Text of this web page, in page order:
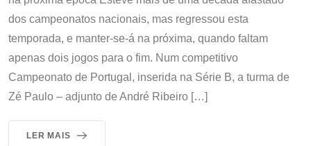
dos campeonatos nacionais, mas regressou esta
temporada, e manter-se-á na próxima, quando faltam
apenas dois jogos para o fim. Num competitivo
Campeonato de Portugal, inserida na Série B, a turma de
Zé Paulo – adjunto de André Ribeiro […]
LER MAIS